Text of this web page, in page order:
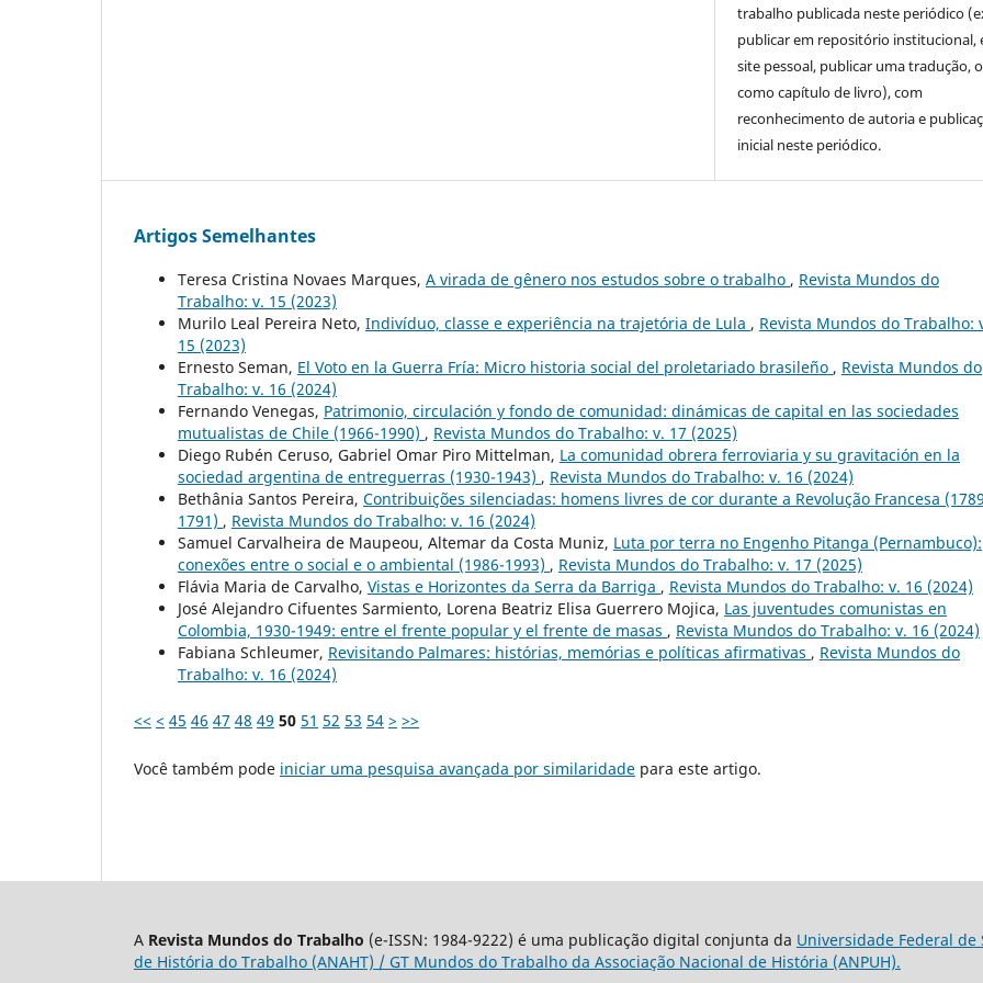
trabalho publicada neste periódico
publicar em repositório institucional,
site pessoal, publicar uma tradução,
como capítulo de livro), com
reconhecimento de autoria e
inicial neste periódico.
Artigos Semelhantes
Teresa Cristina Novaes Marques, A virada de gênero nos estudos sobre o trabalho , Revista Mundos do
Trabalho: v. 15 (2023)
Murilo Leal Pereira Neto, Indivíduo, classe e experiência na trajetória de Lula , Revista Mundos do Trabalho:
15 (2023)
Ernesto Seman, El Voto en la Guerra Fría: Micro historia social del proletariado brasileño , Revista Mundos do
Trabalho: v. 16 (2024)
Fernando Venegas, Patrimonio, circulación y fondo de comunidad: dinámicas de capital en las sociedades
mutualistas de Chile (1966-1990) , Revista Mundos do Trabalho: v. 17 (2025)
Diego Rubén Ceruso, Gabriel Omar Piro Mittelman, La comunidad obrera ferroviaria y su gravitación en la
sociedad argentina de entreguerras (1930-1943) , Revista Mundos do Trabalho: v. 16 (2024)
Bethânia Santos Pereira, Contribuições silenciadas: homens livres de cor durante a Revolução Francesa
1791) , Revista Mundos do Trabalho: v. 16 (2024)
Samuel Carvalheira de Maupeou, Altemar da Costa Muniz, Luta por terra no Engenho Pitanga (Pernambuco):
conexões entre o social e o ambiental (1986-1993) , Revista Mundos do Trabalho: v. 17 (2025)
Flávia Maria de Carvalho, Vistas e Horizontes da Serra da Barriga , Revista Mundos do Trabalho: v. 16 (2024)
José Alejandro Cifuentes Sarmiento, Lorena Beatriz Elisa Guerrero Mojica, Las juventudes comunistas en
Colombia, 1930-1949: entre el frente popular y el frente de masas , Revista Mundos do Trabalho: v. 16 (2024)
Fabiana Schleumer, Revisitando Palmares: histórias, memórias e políticas afirmativas , Revista Mundos do
Trabalho: v. 16 (2024)
<< < 45 46 47 48 49 50 51 52 53 54 > >>
Você também pode iniciar uma pesquisa avançada por similaridade para este artigo.
A Revista Mundos do Trabalho (e-ISSN: 1984-9222) é uma publicação digital conjunta da Universidade Federal de
de História do Trabalho (ANAHT) / GT Mundos do Trabalho da Associação Nacional de História (ANPUH).